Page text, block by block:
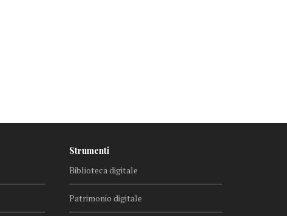
Strumenti
Biblioteca digitale
Patrimonio digitale